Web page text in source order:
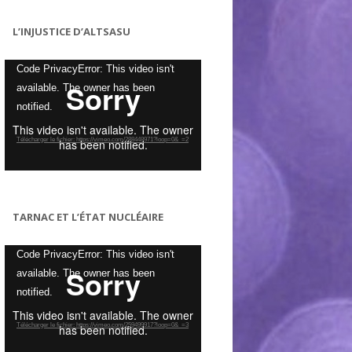
L’INJUSTICE D’ALTSASU
Lecteur
vidéo
Code PrivacyError: This video isn't
available. The owner has been
notified.
Télécharger le fichier: https://vimeo.com/288448971?loop=0&_=2
TARNAC ET L’ÉTAT NUCLÉAIRE
Lecteur
vidéo
Code PrivacyError: This video isn't
available. The owner has been
notified.
Télécharger le fichier: https://vimeo.com/259499917?loop=0&_=3